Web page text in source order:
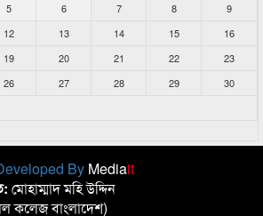
5 6 7 8
9
12 13 14 15
16
19 20 21 22
23
26 27 28 29
30
By Mediait
মোহাম্মাদ মহি উদ্দিন
কলেজ বাংলাদেশ)